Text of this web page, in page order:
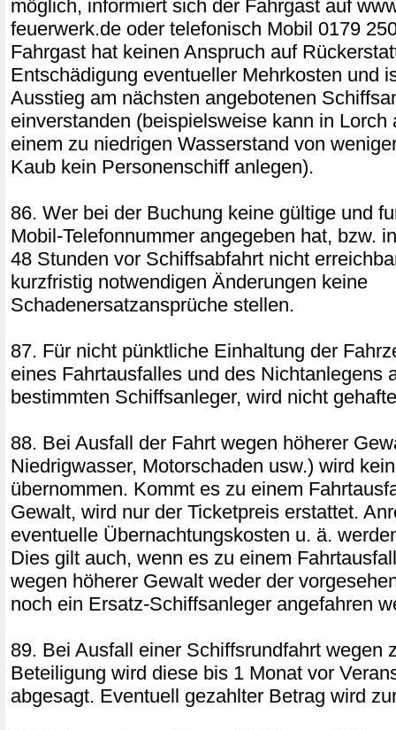
möglich, informiert sich der Fahrgast auf
feuerwerk.de oder telefonisch Mobil 0179
Fahrgast hat keinen Anspruch auf
Entschädigung eventueller Mehrkosten und
Ausstieg am nächsten angebotenen
einverstanden (beispielsweise kann in Lorch
einem zu niedrigen Wasserstand von
Kaub kein Personenschiff anlegen).
86. Wer bei der Buchung keine gültige und
Mobil-Telefonnummer angegeben hat, bzw.
48 Stunden vor Schiffsabfahrt nicht
kurzfristig notwendigen Änderungen keine
Schadenersatzansprüche stellen.
87. Für nicht pünktliche Einhaltung der
eines Fahrtausfalles und des Nichtanlegens
bestimmten Schiffsanleger, wird nicht
88. Bei Ausfall der Fahrt wegen höherer
Niedrigwasser, Motorschaden usw.) wird
übernommen. Kommt es zu einem
Gewalt, wird nur der Ticketpreis erstattet.
eventuelle Übernachtungskosten u. ä.
Dies gilt auch, wenn es zu einem
wegen höherer Gewalt weder der
noch ein Ersatz-Schiffsanleger angefahren
89. Bei Ausfall einer Schiffsrundfahrt wegen
Beteiligung wird diese bis 1 Monat vor
abgesagt. Eventuell gezahlter Betrag wird